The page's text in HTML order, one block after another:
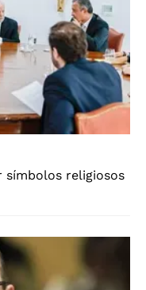
símbolos religiosos